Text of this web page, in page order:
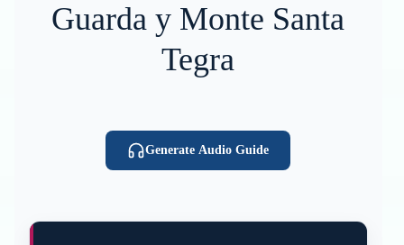
Guarda y Monte Santa
Tegra
Generate Audio Guide